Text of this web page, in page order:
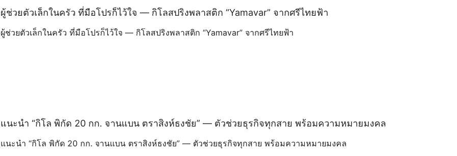
ผู้ช่วยตัวเล็กในครัว ที่มือโปรก็ไว้ใจ — กิโลสปริงพลาสติก “Yamavar” จากศรีไทยฟ้า
ผู้ช่วยตัวเล็กในครัว ที่มือโปรก็ไว้ใจ — กิโลสปริงพลาสติก “Yamavar” จากศรีไทยฟ้า
แนะนำ “กิโล พิกัด 20 กก. จานแบน ตราสิงห์ธงชัย” — ตัวช่วยธุรกิจทุกสาย พร้อมความหมายมงคล
แนะนำ “กิโล พิกัด 20 กก. จานแบน ตราสิงห์ธงชัย” — ตัวช่วยธุรกิจทุกสาย พร้อมความหมายมงคล